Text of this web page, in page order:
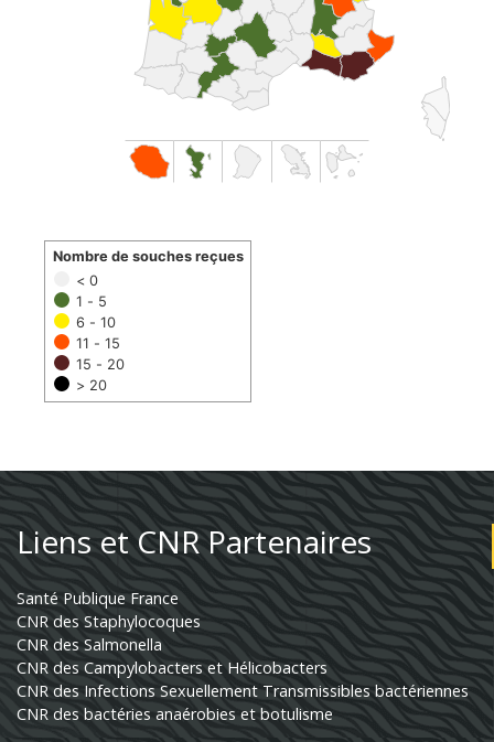
< 0
1 - 5
6 - 10
11 - 15
15 - 20
> 20
Nombre de souches reçues
Liens et CNR Partenaires
Santé Publique France
CNR des Staphylocoques
CNR des Salmonella
CNR des Campylobacters et Hélicobacters
CNR des Infections Sexuellement Transmissibles bactériennes
CNR des bactéries anaérobies et botulisme